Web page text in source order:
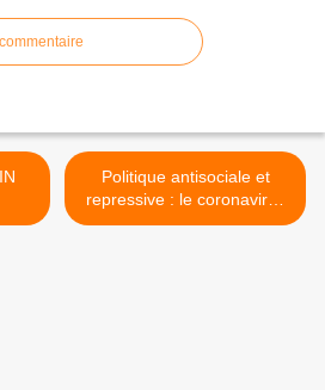
Politique antisociale et
repressive : le coronavirus
a bon dos ! Ne nous